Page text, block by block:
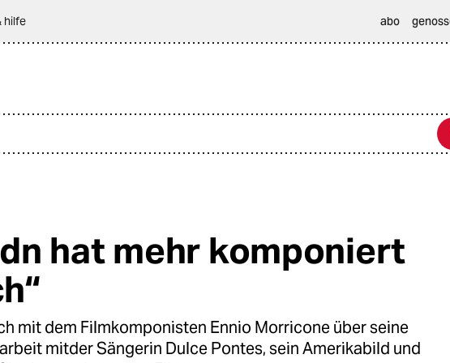
hilfe abo
hat mehr komponiert
mit dem Filmkomponisten Ennio Morricone über seine
mitder Sängerin Dulce Pontes, sein Amerikabild und